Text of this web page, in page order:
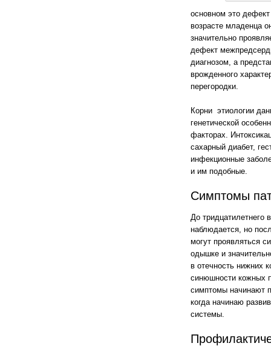
основном это
возрасте младенца
значительно
дефект
диагнозом, а
врожденного
перегородки.
Корни этиологии
генетической
факторах.
сахарный диабет,
инфекционные
и им подобные.
Симптомы
До тридцатилетнего
наблюдается, но
могут проявляться
одышке и
в отечность нижних
синюшности кожных
симптомы начинают
когда начинаю
системы.